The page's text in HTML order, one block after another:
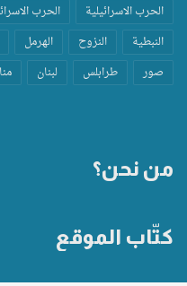
الحرب الاسرائيلية
الحرب
النبطية
النزوح الهرمل
صور
طرابلس لبنان
من نحن؟
كتّاب الموقع